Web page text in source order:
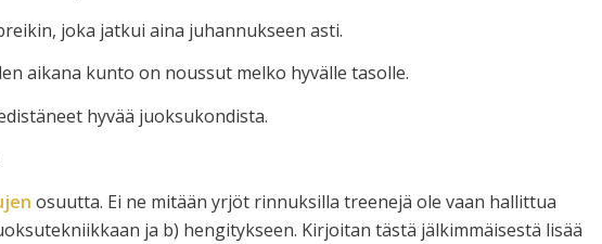
joka jatkui aina juhannukseen asti.
aikana kunto on noussut melko hyvälle tasolle.
hyvää juoksukondista.
osuutta. Ei ne mitään yrjöt rinnuksilla treenejä ole vaan hallittua
ja b) hengitykseen. Kirjoitan tästä jälkimmäisestä lisää